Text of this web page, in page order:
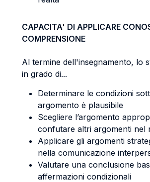
CAPACITA' DI APPLICARE
COMPRENSIONE
Al termine dell'insegnamento, lo
in grado di...
Determinare le condizioni
argomento è plausibile
Scegliere l’argomento
confutare altri argomenti nel
Applicare gli argomenti
nella comunicazione
Valutare una conclusione
affermazioni condizionali